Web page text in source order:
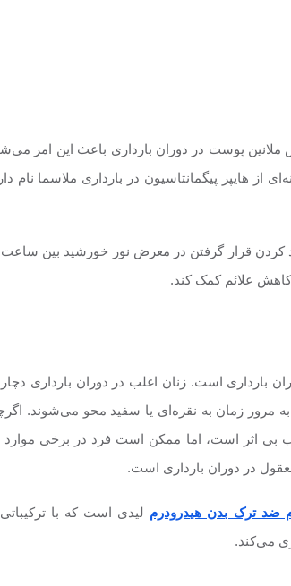
ملانین پوست در دوران بارداری باعث این امر
هایپر پیگمانتاسیون در بارداری ملاسما
نور خورشید بین ساعت 10 صبح تا 14 بعد از ظهر، استفاده
بارداری است. زنان اغلب در دوران بارداری
مرور زمان به نقره‌ای یا سفید محو می‌شوند.
اثر است، اما ممکن است فرد در برخی موارد
در دوران بارداری است.
ضد ترک بدن هیدرودرم لیدی است که با
می‌کند.